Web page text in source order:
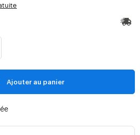
Ajouter au panier